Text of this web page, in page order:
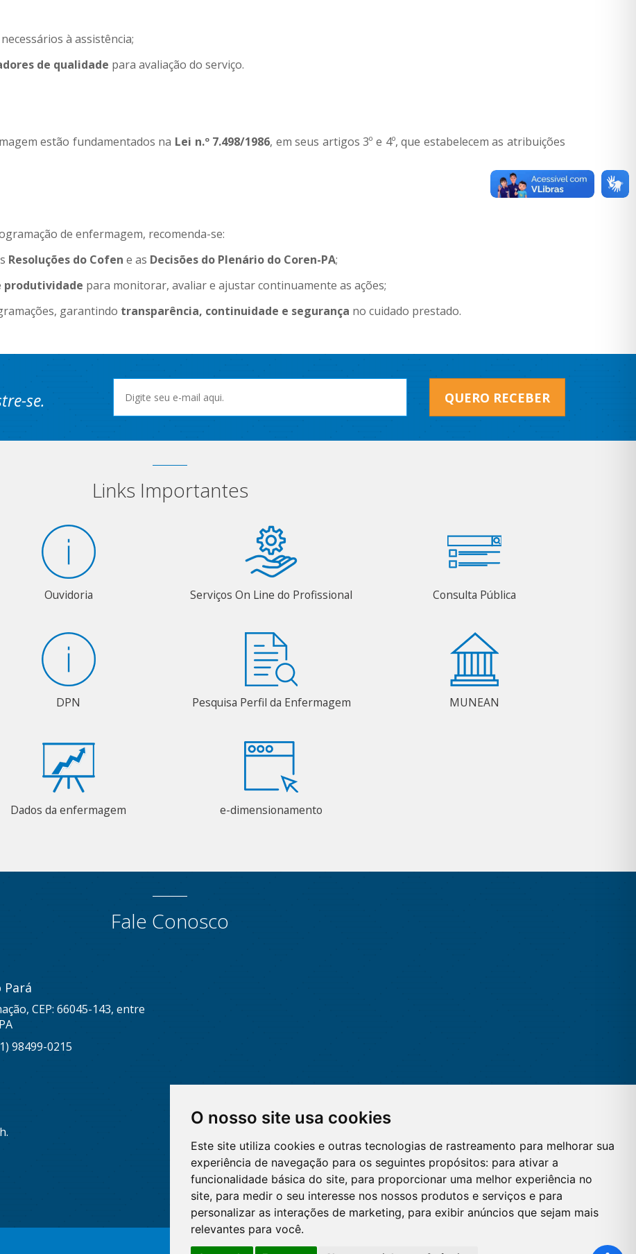
O nosso site usa cookies
Este site utiliza cookies e outras tecnologias de rastreamento para melhorar sua
experiência de navegação para os seguintes propósitos: para ativar a
funcionalidade básica do site, para proporcionar uma melhor experiência no
site, para medir o seu interesse nos nossos produtos e serviços e para
personalizar as interações de marketing, para exibir anúncios que sejam mais
relevantes para você.
à assistência;
de qualidade para avaliação do serviço.
estão fundamentados na Lei n.º 7.498/1986, em seus artigos 3º e 4º, que estabelecem as atribuições
de enfermagem, recomenda-se:
Resoluções do Cofen e as Decisões do Plenário do Coren-PA;
produtividade para monitorar, avaliar e ajustar continuamente as ações;
garantindo transparência, continuidade e segurança no cuidado prestado.
se. QUERO RECEBER
Links Importantes
Ouvidoria Serviços On Line do Profissional Consulta Pública
DPN Pesquisa Perfil da Enfermagem MUNEAN
Dados da enfermagem e-dimensionamento
Fale Conosco
Pará
CEP: 66045-143, entre
98499-0215